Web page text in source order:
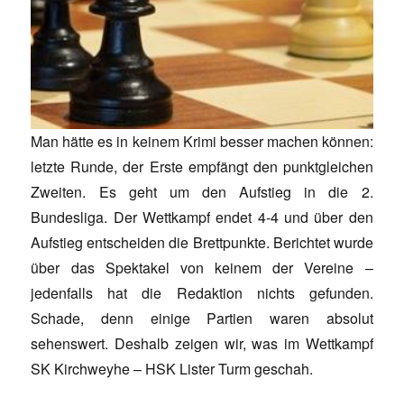
Man hätte es in keinem Krimi besser machen können:
letzte Runde, der Erste empfängt den punktgleichen
Zweiten. Es geht um den Aufstieg in die 2.
Bundesliga. Der Wettkampf endet 4-4 und über den
Aufstieg entscheiden die Brettpunkte. Berichtet wurde
über das Spektakel von keinem der Vereine –
jedenfalls hat die Redaktion nichts gefunden.
Schade, denn einige Partien waren absolut
sehenswert. Deshalb zeigen wir, was im Wettkampf
SK Kirchweyhe – HSK Lister Turm geschah.